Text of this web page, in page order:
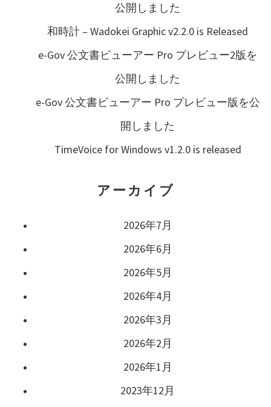
公開しました
和時計 – Wadokei Graphic v2.2.0 is Released
e-Gov 公文書ビューアー Pro プレビュー2版を
公開しました
e-Gov 公文書ビューアー Pro プレビュー版を公
開しました
TimeVoice for Windows v1.2.0 is released
アーカイブ
2026年7月
2026年6月
2026年5月
2026年4月
2026年3月
2026年2月
2026年1月
2023年12月